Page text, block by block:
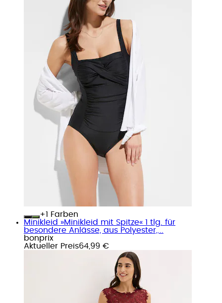
+
Farben
Minikleid »Minikleid mit Spitze« 1 tlg. für
besondere Anlässe, aus Polyester,...
bonprix
Aktueller Preis64,99 €